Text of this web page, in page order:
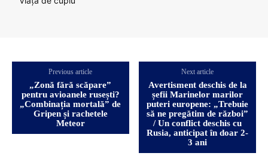
Previous article
„Zonă fără scăpare”
pentru avioanele rusești?
„Combinația mortală” de
Gripen și rachetele
Meteor
Next article
Avertisment deschis de la
șefii Marinelor marilor
puteri europene: „Trebuie
să ne pregătim de război”
/ Un conflict deschis cu
Rusia, anticipat în doar 2-
3 ani